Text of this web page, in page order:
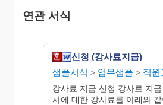
연관 서식
신청 (강사료지급)
샘플서식 > 업무샘플 > 직원
강사료 지급 신청 강사료 지
사에 대한 강사료를 아래와